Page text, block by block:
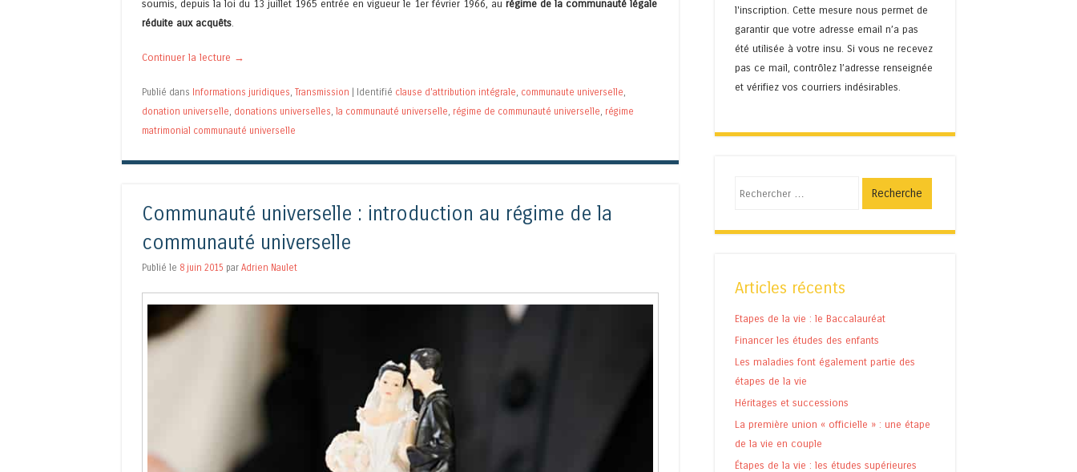
soumis, depuis la loi du 13 juillet 1965 entrée en vigueur le 1er février 1966, au régime de la communauté légale
réduite aux acquêts.
Continuer la lecture →
Publié dans Informations juridiques, Transmission Identifié clause d'attribution intégrale, communaute universelle,
donation universelle, donations universelles, la communauté universelle, régime de communauté universelle, régime
matrimonial communauté universelle
Communauté universelle : introduction au régime de la
communauté universelle
Publié le 8 juin 2015 par Adrien Naulet
l'inscription. Cette mesure nous permet de
garantir que votre adresse email n’a pas
été utilisée à votre insu. Si vous ne recevez
pas ce mail, contrôlez l’adresse renseignée
et vérifiez vos courriers indésirables.
Articles récents
Etapes de la vie : le Baccalauréat
Financer les études des enfants
Les maladies font également partie des
étapes de la vie
Héritages et successions
La première union « officielle » : une étape
de la vie en couple
Étapes de la vie : les études supérieures